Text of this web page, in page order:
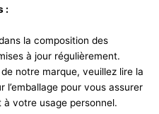
:
la composition des
à jour régulièrement.
de notre marque, veuillez lire la
l’emballage pour vous assurer
votre usage personnel.